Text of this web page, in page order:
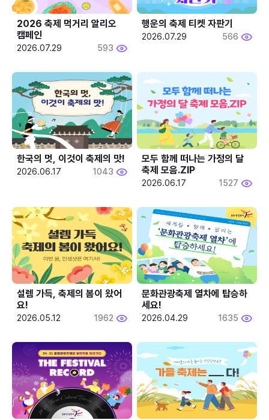
2026 축제 먹거리 알리오
캠페인
2026.07.29 593
행운의 축제 티켓 자판기
2026.07.29 566
한국의 멋, 이것이 축제의 맛!
2026.06.17 1043
모두 함께 떠나는 가정의 달
축제 모음.ZIP
2026.06.17 1527
설렘 가득, 축제의 봄이 왔어
요!
2026.05.12 1962
문화관광축제 열차에 탑승하
세요!
2026.04.29 1635